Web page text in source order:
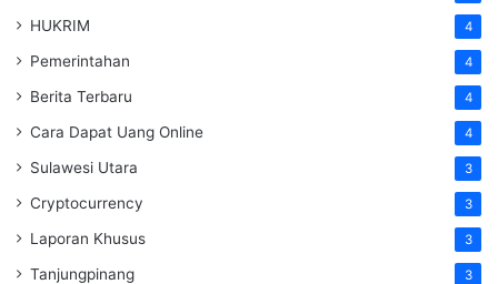
HUKRIM 4
Pemerintahan 4
Berita Terbaru 4
Cara Dapat Uang Online 4
Sulawesi Utara 3
Cryptocurrency 3
Laporan Khusus 3
Tanjungpinang 3